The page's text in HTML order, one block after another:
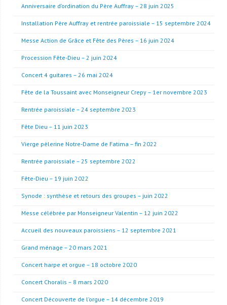
Anniversaire d’ordination du Père Auffray – 28 juin 2025
Installation Père Auffray et rentrée paroissiale – 15 septembre 2024
Messe Action de Grâce et Fête des Pères – 16 juin 2024
Procession Fête-Dieu – 2 juin 2024
Concert 4 guitares – 26 mai 2024
Fête de la Toussaint avec Monseigneur Crepy – 1er novembre 2023
Rentrée paroissiale – 24 septembre 2023
Fête Dieu – 11 juin 2023
Vierge pèlerine Notre-Dame de Fatima – fin 2022
Rentrée paroissiale – 25 septembre 2022
Fête-Dieu – 19 juin 2022
Synode : synthèse et retours des groupes – juin 2022
Messe célébrée par Monseigneur Valentin – 12 juin 2022
Accueil des nouveaux paroissiens – 12 septembre 2021
Grand ménage – 20 mars 2021
Concert harpe et orgue – 18 octobre 2020
Concert Choralis – 8 mars 2020
Concert Découverte de l’orgue – 14 décembre 2019